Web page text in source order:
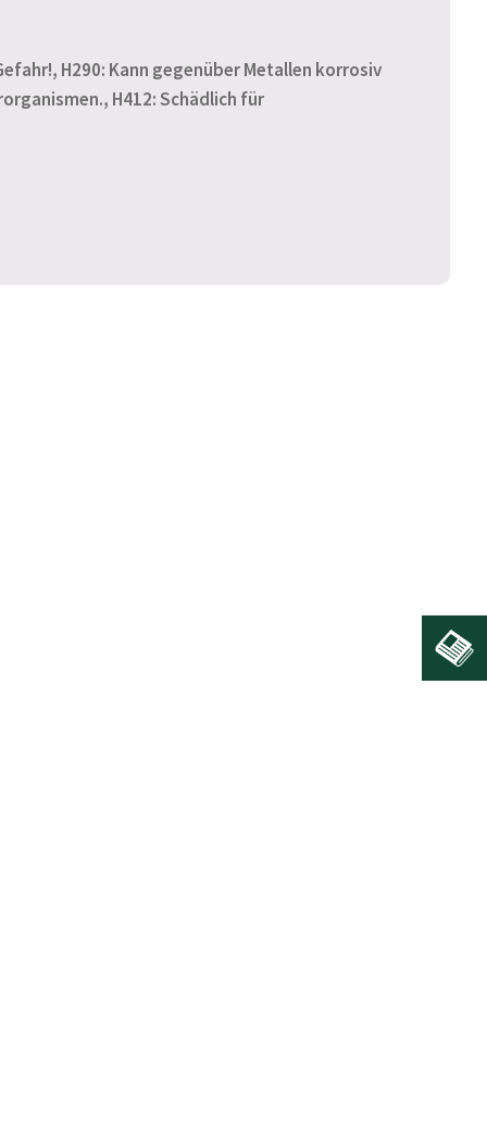
H290: Kann gegenüber Metallen korrosiv
H412: Schädlich für